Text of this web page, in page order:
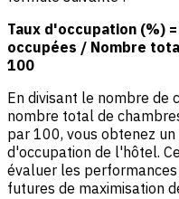
Taux d'occupation (%)
occupées / Nombre
100
En divisant le nombre de
nombre total de
par 100, vous obtenez
d'occupation de l'hôtel.
évaluer les
futures de maximisation